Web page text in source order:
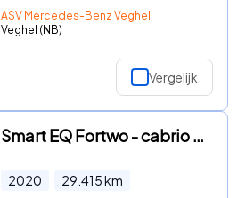
ASV Mercedes-Benz Veghel
Veghel (NB)
Vergelijk
Smart EQ Fortwo - cabrio STYLE | SOH 97%!! | CLIMA | CRUISE | ALL-SEASON | MAT
2020 29.415km